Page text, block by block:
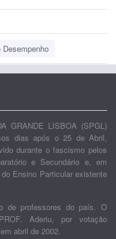
GRANDE LISBOA (SPGL)
dias após o 25 de Abril,
durante o fascismo pelos
e Secundário e, em
Ensino Particular existente
de professores do país. O
Aderiu, por votação
abril de 2002.